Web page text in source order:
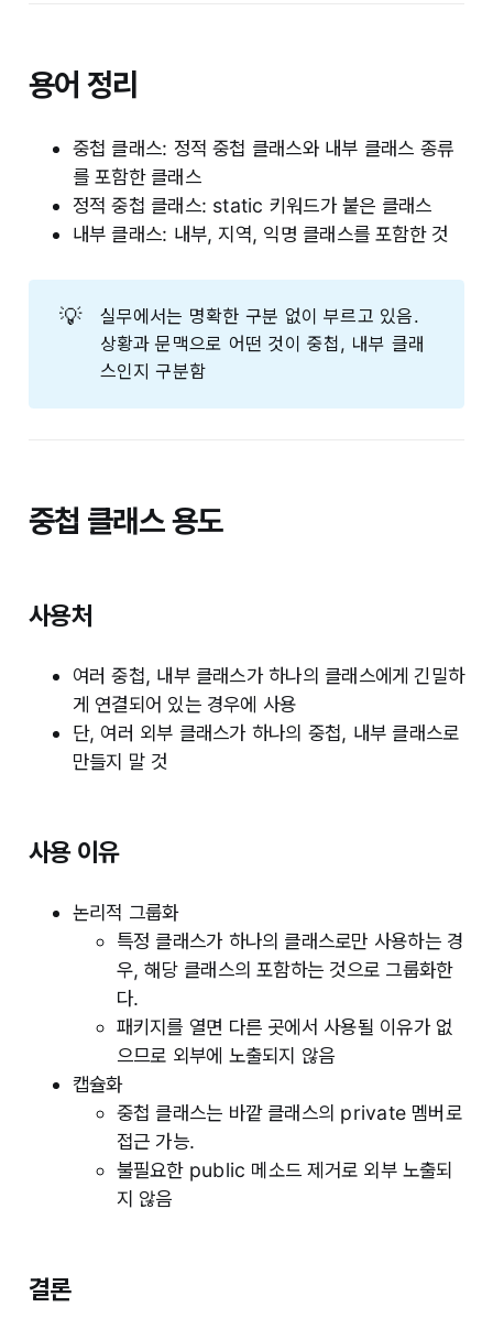
용어 정리
중첩 클래스: 정적 중첩 클래스와 내부 클래스 종류
를 포함한 클래스
정적 중첩 클래스: static 키워드가 붙은 클래스
내부 클래스: 내부, 지역, 익명 클래스를 포함한 것
💡
실무에서는 명확한 구분 없이 부르고 있음.
상황과 문맥으로 어떤 것이 중첩, 내부 클래
스인지 구분함
중첩 클래스 용도
사용처
여러 중첩, 내부 클래스가 하나의 클래스에게 긴밀하
게 연결되어 있는 경우에 사용
단, 여러 외부 클래스가 하나의 중첩, 내부 클래스로
만들지 말 것
사용 이유
논리적 그룹화
특정 클래스가 하나의 클래스로만 사용하는 경
우, 해당 클래스의 포함하는 것으로 그룹화한
다.
패키지를 열면 다른 곳에서 사용될 이유가 없
으므로 외부에 노출되지 않음
캡슐화
중첩 클래스는 바깥 클래스의 private 멤버로
접근 가능.
불필요한 public 메소드 제거로 외부 노출되
지 않음
결론